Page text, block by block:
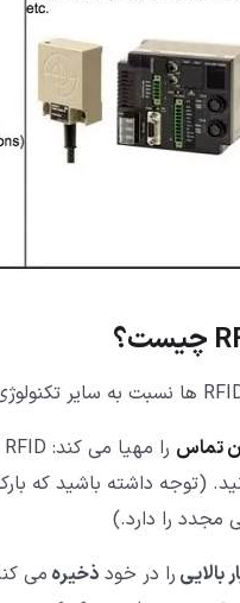
تماس
(توجه داشته باشید که
بالایی را در خود ذخیره